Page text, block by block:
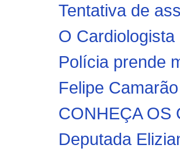
Tentativa de
O
Polícia prende
Felipe
CONHEÇA OS
Deputada